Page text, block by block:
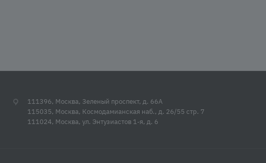
111396, Москва, Зеленый проспект, д. 66А
115035, Москва, Космодамианская наб., д. 26/55 стр. 7
111024, Москва, ул. Энтузиастов 1-я, д. 6